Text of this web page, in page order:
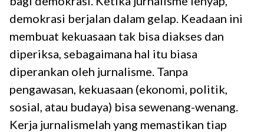
demokrasi berjalan dalam gelap. Keadaan ini
membuat kekuasaan tak bisa diakses dan
diperiksa, sebagaimana hal itu biasa
diperankan oleh jurnalisme. Tanpa
pengawasan, kekuasaan (ekonomi, politik,
sosial, atau budaya) bisa sewenang-wenang.
Kerja jurnalismelah yang memastikan tiap